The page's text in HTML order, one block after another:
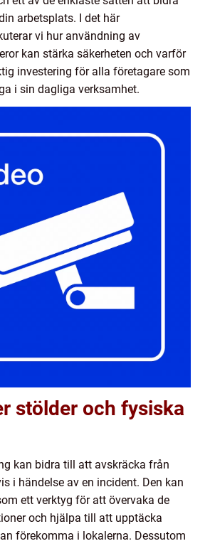
arbetsplats. I det här
vi hur användning av
kan stärka säkerheten och varför
investering för alla företagare som
i sin dagliga verksamhet.
stölder och fysiska
kan bidra till att avskräcka från
i händelse av en incident. Den kan
ett verktyg för att övervaka de
och hjälpa till att upptäcka
förekomma i lokalerna. Dessutom